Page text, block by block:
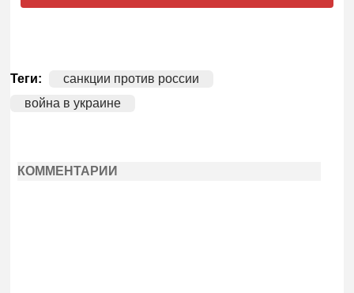
Теги:
санкции против россии
война в украине
КОММЕНТАРИИ